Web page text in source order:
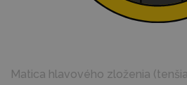
Matica hlavového zloženia